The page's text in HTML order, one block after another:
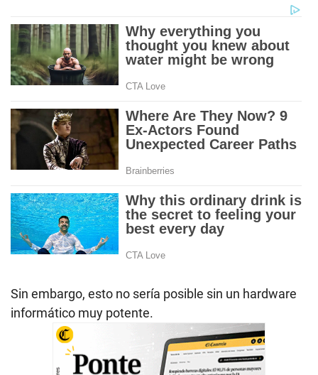
Sin embargo, esto no sería posible sin un hardware
informático muy potente.